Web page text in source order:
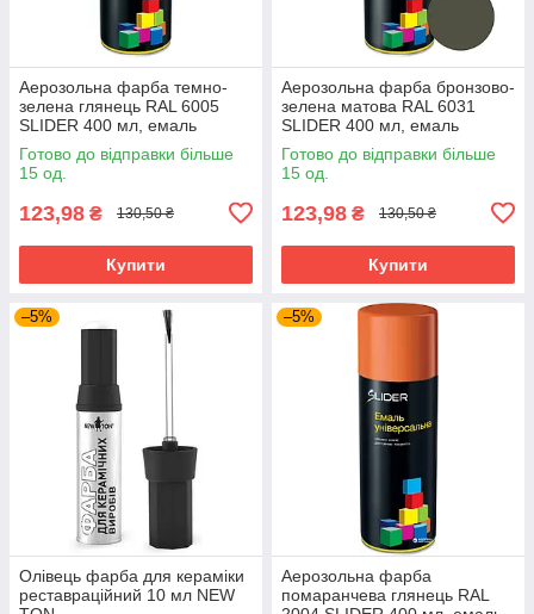
Аерозольна фарба темно-
зелена глянець RAL 6005
SLIDER 400 мл, емаль
фарба у балончику темно-
зелена
Готово до відправки більше
15 од.
123,98 ₴ 130,50 ₴
Купити
Аерозольна фарба бронзово-
зелена матова RAL 6031
SLIDER 400 мл, емаль
фарба у балончику
Готово до відправки більше
15 од.
123,98 ₴ 130,50 ₴
Купити
–5%
Олівець фарба для кераміки
реставраційний 10 мл NEW
–5%
Аерозольна фарба
помаранчева глянець RAL